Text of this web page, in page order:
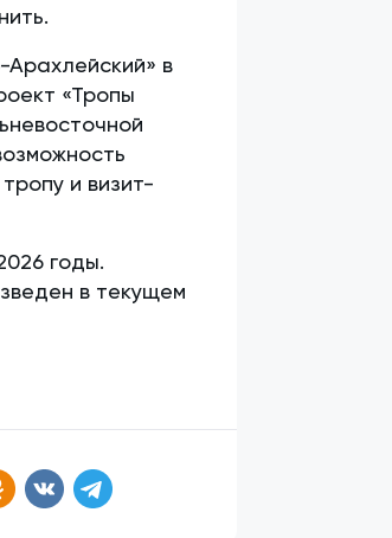
в
«Тропы
и визит-
годы.
в текущем